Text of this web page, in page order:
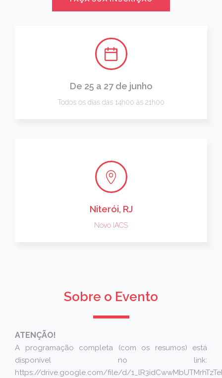
De 25 a 27 de junho
Todos os dias das 14h00 às 21h00
Niterói, RJ
Novo IACS
Sobre o Evento
ATENÇÃO!
A programação completa (com os resumos) está
disponível no link:
https://drive.google.com/file/d/